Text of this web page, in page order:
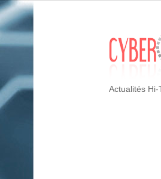
Actualités Hi-